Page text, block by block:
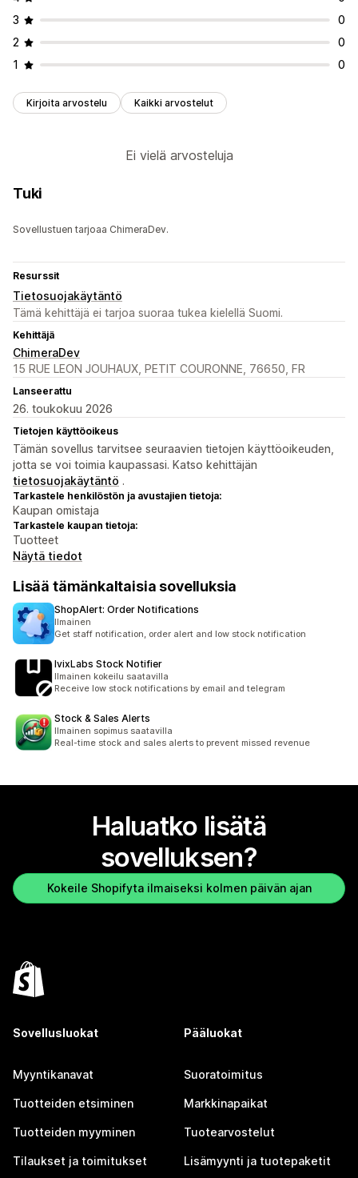
3
0
2
0
1
0
Kirjoita arvostelu Kaikki arvostelut
Ei vielä arvosteluja
Tuki
Sovellustuen tarjoaa ChimeraDev.
Resurssit
Tietosuojakäytäntö
Tämä kehittäjä ei tarjoa suoraa tukea kielellä Suomi.
Kehittäjä
ChimeraDev
15 RUE LEON JOUHAUX, PETIT COURONNE, 76650, FR
Lanseerattu
26. toukokuu 2026
Tietojen käyttöoikeus
Tämän sovellus tarvitsee seuraavien tietojen käyttöoikeuden,
jotta se voi toimia kaupassasi. Katso kehittäjän
tietosuojakäytäntö .
Tarkastele henkilöstön ja avustajien tietoja:
Kaupan omistaja
Tarkastele kaupan tietoja:
Tuotteet
Näytä tiedot
Lisää tämänkaltaisia sovelluksia
ShopAlert: Order Notifications
Ilmainen
Get staff notification, order alert and low stock notification
IvixLabs Stock Notifier
Ilmainen kokeilu saatavilla
Receive low stock notifications by email and telegram
Stock & Sales Alerts
Ilmainen sopimus saatavilla
Real-time stock and sales alerts to prevent missed revenue
Haluatko lisätä
sovelluksen?
Kokeile Shopifyta ilmaiseksi kolmen päivän ajan
Sovellusluokat
Myyntikanavat
Tuotteiden etsiminen
Tuotteiden myyminen
Tilaukset ja toimitukset
Pääluokat
Suoratoimitus
Markkinapaikat
Tuotearvostelut
Lisämyynti ja tuotepaketit